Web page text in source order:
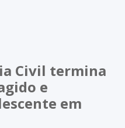
Civil termina
e
em